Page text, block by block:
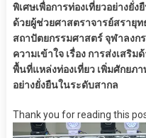
พิเศษเพื่อการท่องเที่ยวอย่างยั่
ด้วยผู้ช่วยศาสตราจารย์สรา
สถาปัตยกรรมศาสตร์ จุฬาลง
ความเข้าใจ เรื่อง การส่งเสริ
พื้นที่แหล่งท่องเที่ยว เพิ่มศักยภ
อย่างยั่งยืนในระดับสากล
Thank you for reading this